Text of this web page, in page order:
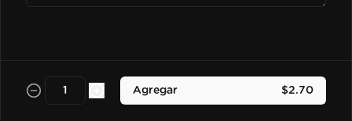
espressos, leche y esencia de
avellana francesa.
Agregar $2.70